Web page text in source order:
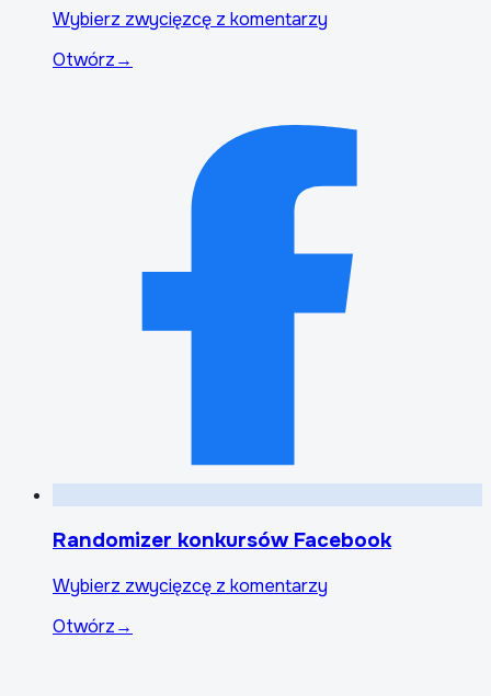
Wybierz zwycięzcę z komentarzy
Otwórz→
Randomizer konkursów Facebook
Wybierz zwycięzcę z komentarzy
Otwórz→